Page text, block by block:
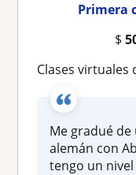
Primera
$
Clases virtuales de alemán para niños,
Me gradué de
alemán con
tengo un nivel